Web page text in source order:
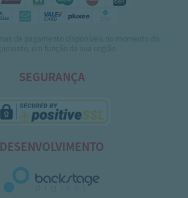
SEGURANÇA
DESENVOLVIMENTO